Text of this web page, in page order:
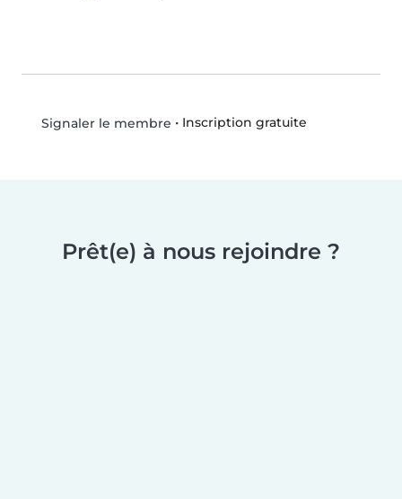
Signaler le membre • Inscription gratuite
Prêt(e) à nous rejoindre ?